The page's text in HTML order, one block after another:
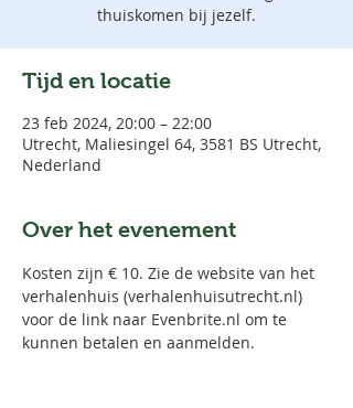
thuiskomen bij jezelf.
Tijd en locatie
23 feb 2024, 20:00 – 22:00
Utrecht, Maliesingel 64, 3581 BS Utrecht,
Nederland
Over het evenement
Kosten zijn € 10. Zie de website van het
verhalenhuis (verhalenhuisutrecht.nl)
voor de link naar Evenbrite.nl om te
kunnen betalen en aanmelden.